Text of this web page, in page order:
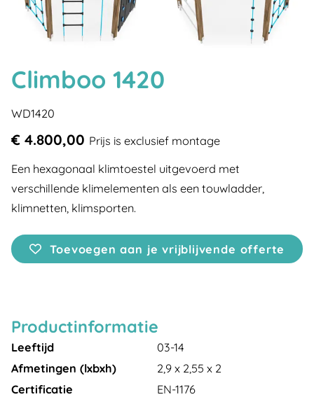
Climboo 1420
WD1420
€ 4.800,00 Prijs is exclusief montage
Een hexagonaal klimtoestel uitgevoerd met
verschillende klimelementen als een touwladder,
klimnetten, klimsporten.
Toevoegen aan je vrijblijvende offerte
Productinformatie
Leeftijd
03-14
Afmetingen (lxbxh)
2,9 x 2,55 x 2
Certificatie
EN-1176